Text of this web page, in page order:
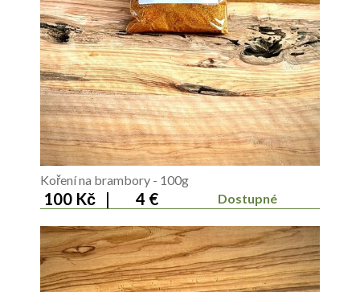
Koření na brambory - 100g
100 Kč 4 € Dostupné